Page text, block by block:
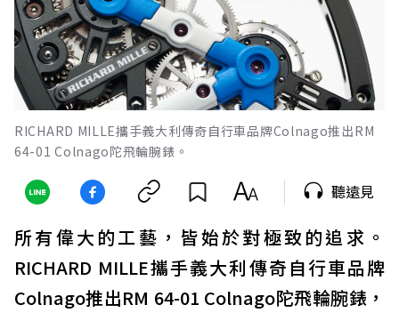
RICHARD MILLE攜手義大利傳奇自行車品牌Colnago推出RM
64-01 Colnago陀飛輪腕錶。
聽遠見
所有偉大的工藝，皆始於對極致的追求。
RICHARD MILLE攜手義大利傳奇自行車品牌
Colnago推出RM 64-01 Colnago陀飛輪腕錶，